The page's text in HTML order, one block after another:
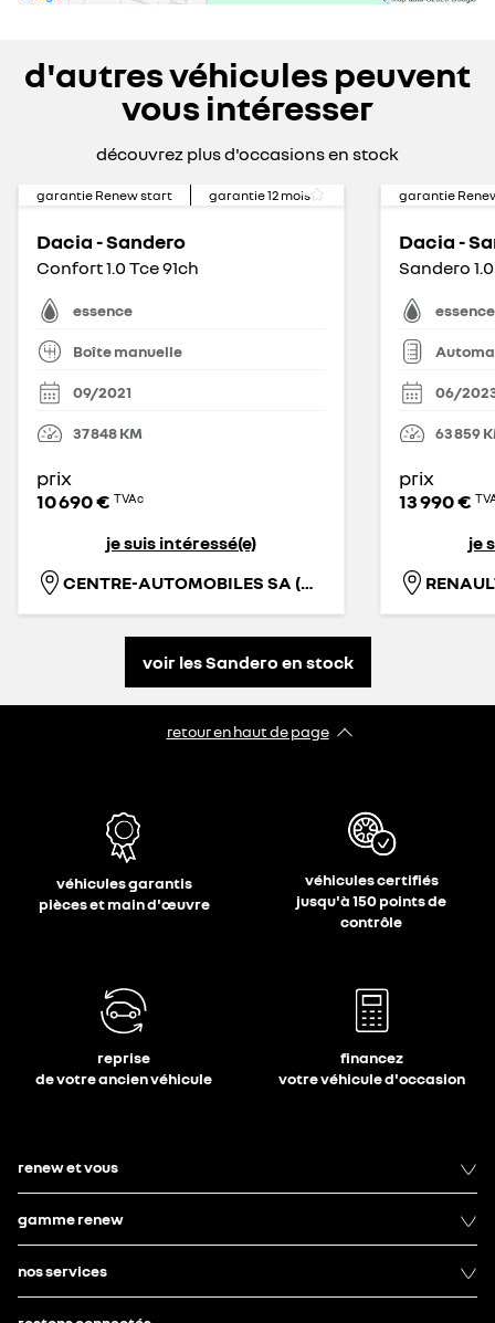
d'autres véhicules peuvent
vous intéresser
découvrez plus d'occasions en stock
garantie Renew start garantie12 mois
Dacia - Sandero
Confort 1.0 Tce 91ch
essence
Boîte manuelle
09/2021
37 848KM
prix
10 690 € TVAc
je suis intéressé(e)
CENTRE-AUTOMOBILES SA (MONS)
garantie
Dacia -
Sandero
essence
06/
63 859
prix
13 990 €
je
voir les Sandero en stock
retour en haut de page​
véhicules garantis
pièces et main d'œuvre
véhicules certifiés
jusqu'à 150 points de
contrôle
reprise
de votre ancien véhicule
financez
votre véhicule d'occasion
renew et vous
gamme renew
nos services